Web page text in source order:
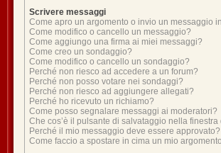
Scrivere messaggi
Come apro un argomento o invio un messaggio
Come modifico o cancello un messaggio?
Come aggiungo una firma ai miei messaggi?
Come creo un sondaggio?
Come modifico o cancello un sondaggio?
Perché non riesco ad accedere a un forum?
Perché non posso votare nei sondaggi?
Perché non riesco ad aggiungere allegati?
Perché ho ricevuto un richiamo?
Come posso segnalare messaggi ai moderatori?
Che cos’è il pulsante di salvataggio nella
Perché il mio messaggio deve essere approvato?
Come faccio a spostare in cima un mio